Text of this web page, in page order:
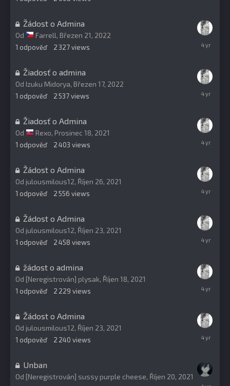
Žádost o Admina
Od Farrell, Březen 21, 2022
1 odpověď 2 327views
21,
Žiadosť o admina
Od Izuku Midorya, Březen 17, 2022
1 odpověď 2 537views
21,
Žiadosť o Admina
Od Rexo, Prosinec 18, 2021
1 odpověď 2 403 views
21,
Žádost o Admina
Od julousmilous12, Říjen 26, 2021
1 odpověď 2 556 views
21,
Žádost o Admina
Od julousmilous12, Říjen 23, 2021
1 odpověď 2 458 views
23,
žádost o admina
Od [Neregistrován] plysak, Říjen 18, 2021
1 odpověď 2 229 views
23,
Žádost o Admina
Od julousmilous12, Říjen 23, 2021
1 odpověď 2 240 views
23,
Unban
Od [Neregistrován] sussy purple cheese, Říjen 20, 2021